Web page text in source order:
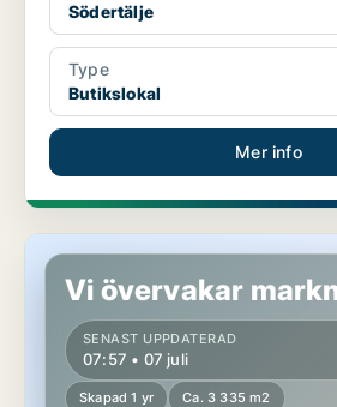
Södertälje
Type
Butikslokal
Mer info
Butikslokal i Nybro
Vi övervakar
SENAST UPPDATERAD
07:57 • 07 juli
Skapad 1 yr Ca. 3 335 m2